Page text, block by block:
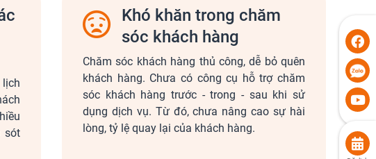
sót
Khó khăn trong chăm
sóc khách hàng
Chăm sóc khách hàng thủ công, dễ bỏ quên
khách hàng. Chưa có công cụ hỗ trợ chăm
sóc khách hàng trước - trong - sau khi sử
dụng dịch vụ. Từ đó, chưa nâng cao sự hài
lòng, tỷ lệ quay lại của khách hàng.